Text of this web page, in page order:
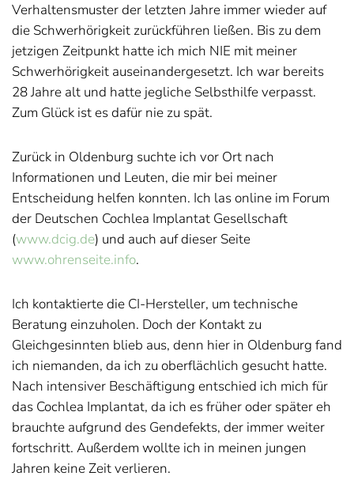
Verhaltensmuster der letzten Jahre immer wieder auf
die Schwerhörigkeit zurückführen ließen. Bis zu dem
jetzigen Zeitpunkt hatte ich mich NIE mit meiner
Schwerhörigkeit auseinandergesetzt. Ich war bereits
28 Jahre alt und hatte jegliche Selbsthilfe verpasst.
Zum Glück ist es dafür nie zu spät.
Zurück in Oldenburg suchte ich vor Ort nach
Informationen und Leuten, die mir bei meiner
Entscheidung helfen konnten. Ich las online im Forum
der Deutschen Cochlea Implantat Gesellschaft
(www.dcig.de) und auch auf dieser Seite
www.ohrenseite.info.
Ich kontaktierte die CI-Hersteller, um technische
Beratung einzuholen. Doch der Kontakt zu
Gleichgesinnten blieb aus, denn hier in Oldenburg fand
ich niemanden, da ich zu oberflächlich gesucht hatte.
Nach intensiver Beschäftigung entschied ich mich für
das Cochlea Implantat, da ich es früher oder später eh
brauchte aufgrund des Gendefekts, der immer weiter
fortschritt. Außerdem wollte ich in meinen jungen
Jahren keine Zeit verlieren.